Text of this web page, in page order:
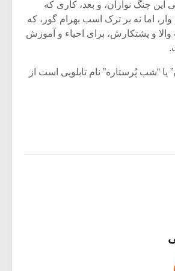
این چنگ نوازان، و بعد، کاری که
وار، اما نه بر ترک اسب بهرام گور، که
و پشتکارش، برای احیاء و آموزش
“شب پُرستاره” نام تابلویى است از